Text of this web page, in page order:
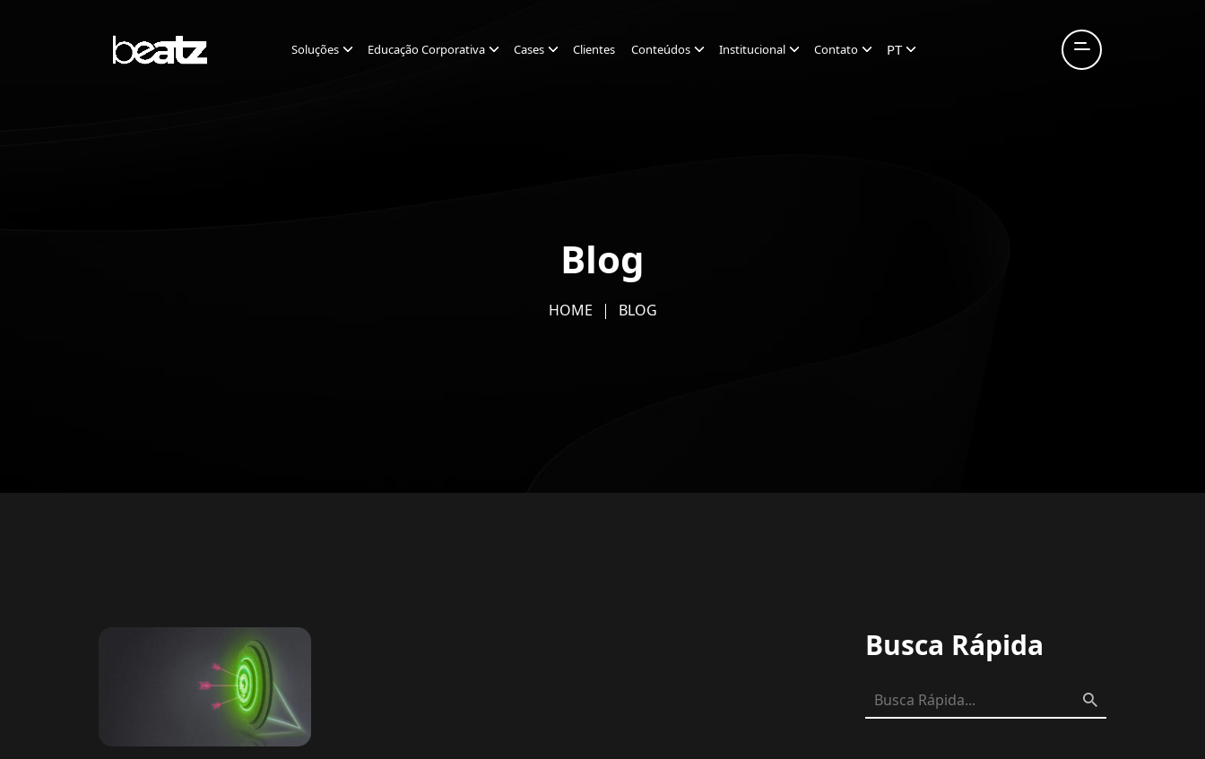
Soluções Educação Corporativa Cases Clientes Conteúdos Institucional Contato PT
Blog
HOME BLOG
Busca Rápida